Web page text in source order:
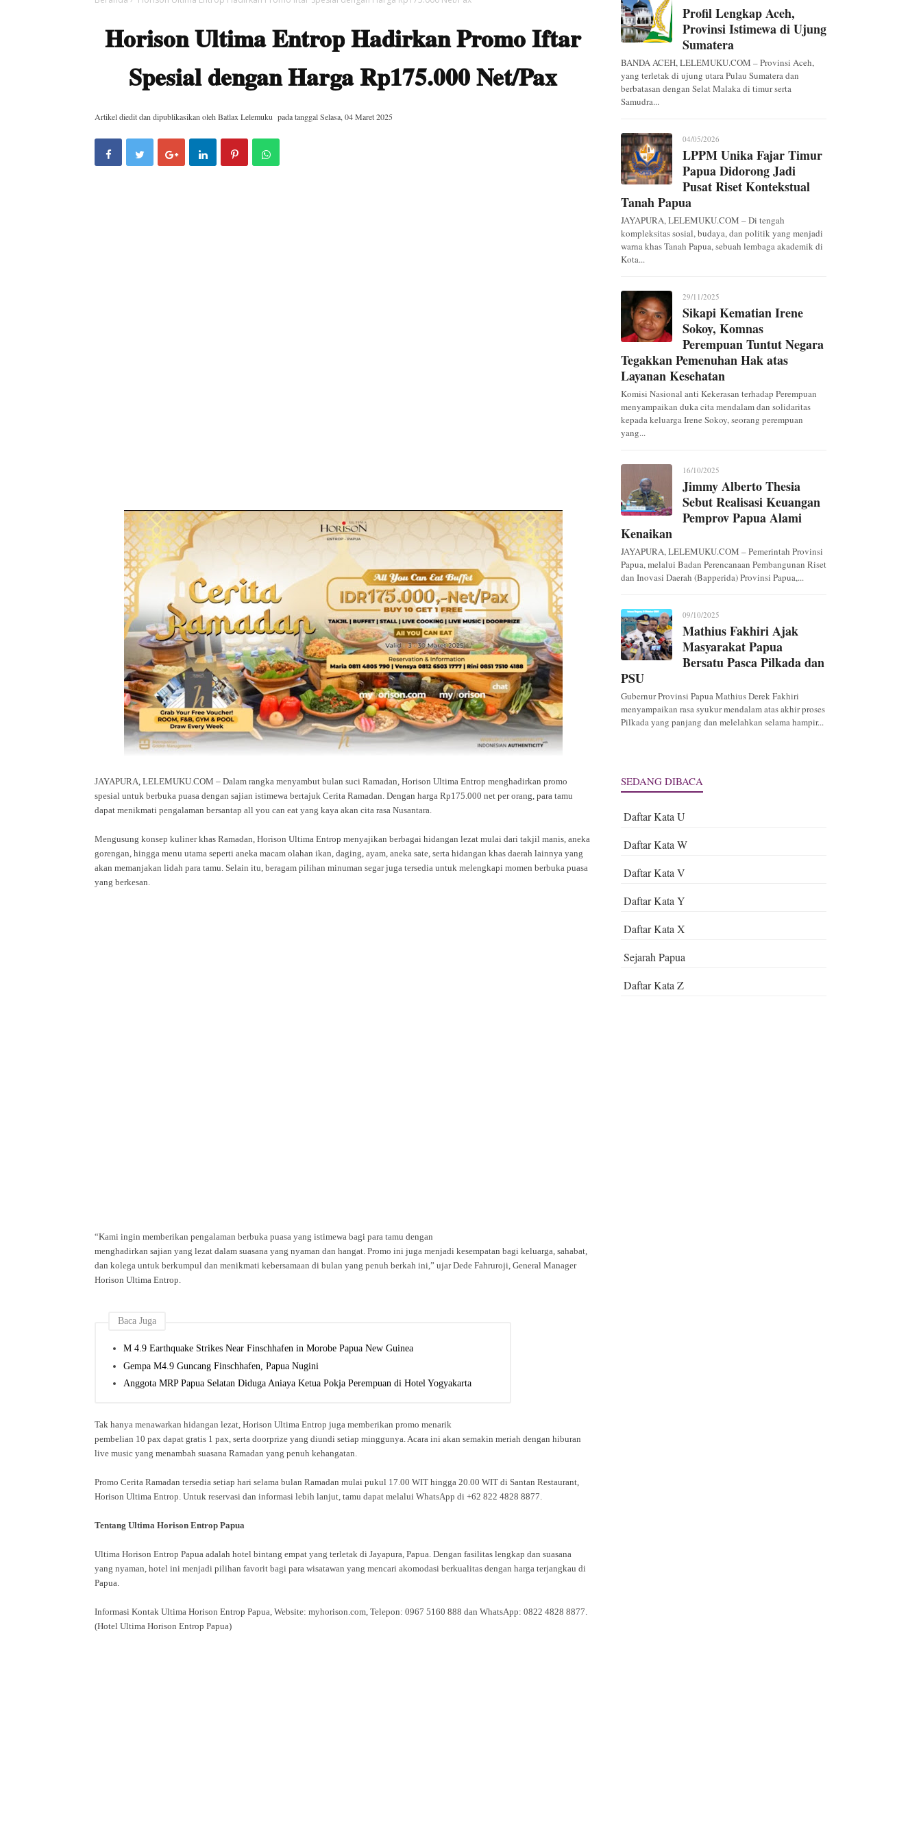
Horison Ultima Entrop Hadirkan Promo Iftar
Spesial dengan Harga Rp175.000 Net/Pax
Artikel diedit dan dipublikasikan oleh Batlax Lelemuku pada tanggalSelasa, 04 Maret 2025
JAYAPURA, LELEMUKU.COM – Dalam rangka menyambut bulan suci Ramadan, Horison Ultima Entrop menghadirkan promo
spesial untuk berbuka puasa dengan sajian istimewa bertajuk Cerita Ramadan. Dengan harga Rp175.000 net per orang, para tamu
dapat menikmati pengalaman bersantap all you can eat yang kaya akan cita rasa Nusantara.
Mengusung konsep kuliner khas Ramadan, Horison Ultima Entrop menyajikan berbagai hidangan lezat mulai dari takjil manis, aneka
gorengan, hingga menu utama seperti aneka macam olahan ikan, daging, ayam, aneka sate, serta hidangan khas daerah lainnya yang
akan memanjakan lidah para tamu. Selain itu, beragam pilihan minuman segar juga tersedia untuk melengkapi momen berbuka puasa
yang berkesan.
“Kami ingin memberikan pengalaman berbuka puasa yang istimewa bagi para tamu dengan
menghadirkan sajian yang lezat dalam suasana yang nyaman dan hangat. Promo ini juga menjadi kesempatan bagi keluarga, sahabat,
dan kolega untuk berkumpul dan menikmati kebersamaan di bulan yang penuh berkah ini,” ujar Dede Fahruroji, General Manager
Horison Ultima Entrop.
Baca Juga
M 4.9 Earthquake Strikes Near Finschhafen in Morobe Papua New Guinea
Gempa M4.9 Guncang Finschhafen, Papua Nugini
Anggota MRP Papua Selatan Diduga Aniaya Ketua Pokja Perempuan di Hotel Yogyakarta
Tak hanya menawarkan hidangan lezat, Horison Ultima Entrop juga memberikan promo menarik
pembelian 10 pax dapat gratis 1 pax, serta doorprize yang diundi setiap minggunya. Acara ini akan semakin meriah dengan hiburan
live music yang menambah suasana Ramadan yang penuh kehangatan.
Promo Cerita Ramadan tersedia setiap hari selama bulan Ramadan mulai pukul 17.00 WIT hingga 20.00 WIT di Santan Restaurant,
Horison Ultima Entrop. Untuk reservasi dan informasi lebih lanjut, tamu dapat melalui WhatsApp di +62 822 4828 8877.
Tentang Ultima Horison Entrop Papua
Ultima Horison Entrop Papua adalah hotel bintang empat yang terletak di Jayapura, Papua. Dengan fasilitas lengkap dan suasana
yang nyaman, hotel ini menjadi pilihan favorit bagi para wisatawan yang mencari akomodasi berkualitas dengan harga terjangkau di
Papua.
Informasi Kontak Ultima Horison Entrop Papua, Website: myhorison.com, Telepon: 0967 5160 888 dan WhatsApp: 0822 4828 8877.
(Hotel Ultima Horison Entrop Papua)
Profil Lengkap Aceh,
Provinsi Istimewa di Ujung
Sumatera
BANDA ACEH, LELEMUKU.COM – Provinsi Aceh,
yang terletak di ujung utara Pulau Sumatera dan
berbatasan dengan Selat Malaka di timur serta
Samudra...
04/05/2026
LPPM Unika Fajar Timur
Papua Didorong Jadi
Pusat Riset Kontekstual
Tanah Papua
JAYAPURA, LELEMUKU.COM – Di tengah
kompleksitas sosial, budaya, dan politik yang menjadi
warna khas Tanah Papua, sebuah lembaga akademik di
Kota...
29/11/2025
Sikapi Kematian Irene
Sokoy, Komnas
Perempuan Tuntut Negara
Tegakkan Pemenuhan Hak atas
Layanan Kesehatan
Komisi Nasional anti Kekerasan terhadap Perempuan
menyampaikan duka cita mendalam dan solidaritas
kepada keluarga Irene Sokoy, seorang perempuan
yang...
16/10/2025
Jimmy Alberto Thesia
Sebut Realisasi Keuangan
Pemprov Papua Alami
Kenaikan
JAYAPURA, LELEMUKU.COM – Pemerintah Provinsi
Papua, melalui Badan Perencanaan Pembangunan Riset
dan Inovasi Daerah (Bapperida) Provinsi Papua,...
09/10/2025
Mathius Fakhiri Ajak
Masyarakat Papua
Bersatu Pasca Pilkada dan
PSU
Gubernur Provinsi Papua Mathius Derek Fakhiri
menyampaikan rasa syukur mendalam atas akhir proses
Pilkada yang panjang dan melelahkan selama hampir...
SEDANG DIBACA
Daftar Kata U
Daftar Kata W
Daftar Kata V
Daftar Kata Y
Daftar Kata X
Sejarah Papua
Daftar Kata Z